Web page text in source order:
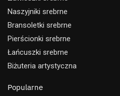
Naszyjniki srebrne
Bransoletki srebrne
Pierścionki srebrne
Łańcuszki srebrne
Biżuteria artystyczna
Popularne